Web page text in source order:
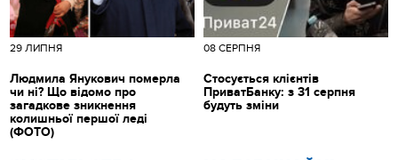
29 ЛИПНЯ
Людмила Янукович померла
чи ні? Що відомо про
загадкове зникнення
колишньої першої леді
(ФОТО)
08 СЕРПНЯ
Стосується клієнтів
ПриватБанку: з 31 серпня
будуть зміни